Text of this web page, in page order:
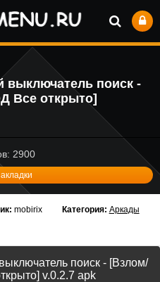
выключатель поиск -
Все открыто]
2900
mobirix Категория: Аркады
поиск - [Взлом/
v.0.2.7 apk